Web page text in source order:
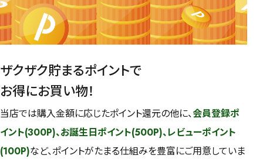
ザクザク貯まるポイントで
お得にお買い物！
当店では購入金額に応じたポイント還元の他に、会員登録ポ
イント(300P)、お誕生日ポイント(500P)、レビューポイント
(100P)など、ポイントがたまる仕組みを豊富にご用意していま